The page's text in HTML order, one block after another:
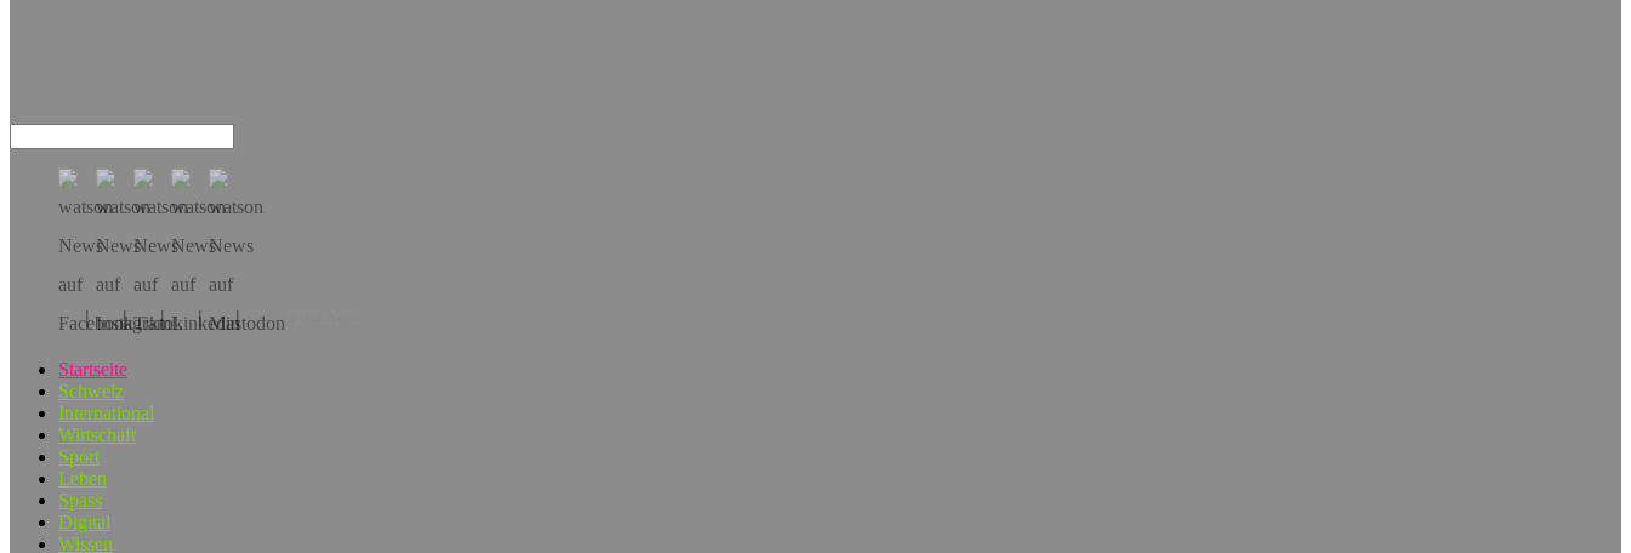
Hol dir die App!
Startseite
Schweiz
International
Wirtschaft
Sport
Leben
Spass
Digital
Wissen